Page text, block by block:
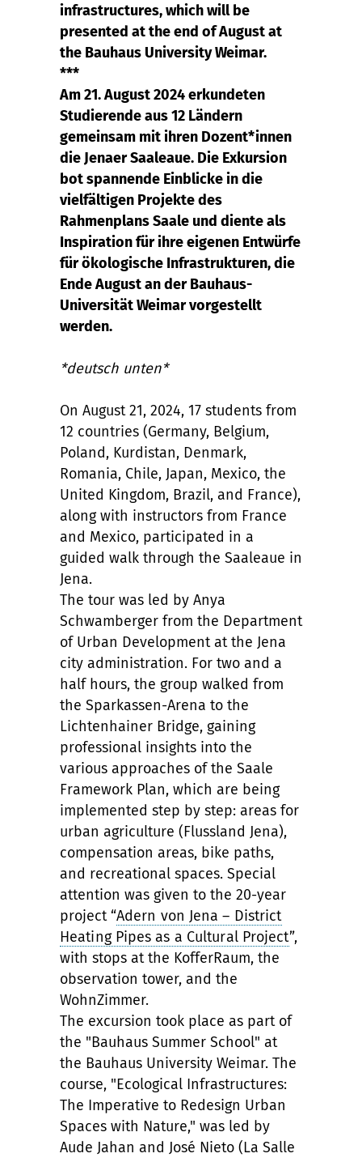
infrastructures, which will be
presented at the end of August at
the Bauhaus University Weimar.
***
Am 21. August 2024 erkundeten
Studierende aus 12 Ländern
gemeinsam mit ihren Dozent*innen
die Jenaer Saaleaue. Die Exkursion
bot spannende Einblicke in die
vielfältigen Projekte des
Rahmenplans Saale und diente als
Inspiration für ihre eigenen Entwürfe
für ökologische Infrastrukturen, die
Ende August an der Bauhaus-
Universität Weimar vorgestellt
werden.
*deutsch unten*
On August 21, 2024, 17 students from
12 countries (Germany, Belgium,
Poland, Kurdistan, Denmark,
Romania, Chile, Japan, Mexico, the
United Kingdom, Brazil, and France),
along with instructors from France
and Mexico, participated in a
guided walk through the Saaleaue in
Jena.
The tour was led by Anya
Schwamberger from the Department
of Urban Development at the Jena
city administration. For two and a
half hours, the group walked from
the Sparkassen-Arena to the
Lichtenhainer Bridge, gaining
professional insights into the
various approaches of the Saale
Framework Plan, which are being
implemented step by step: areas for
urban agriculture (Flussland Jena),
compensation areas, bike paths,
and recreational spaces. Special
attention was given to the 20-year
project “Adern von Jena – District
Heating Pipes as a Cultural Project”,
with stops at the KofferRaum, the
observation tower, and the
WohnZimmer.
The excursion took place as part of
the "Bauhaus Summer School" at
the Bauhaus University Weimar. The
course, "Ecological Infrastructures:
The Imperative to Redesign Urban
Spaces with Nature," was led by
Aude Jahan and José Nieto (La Salle